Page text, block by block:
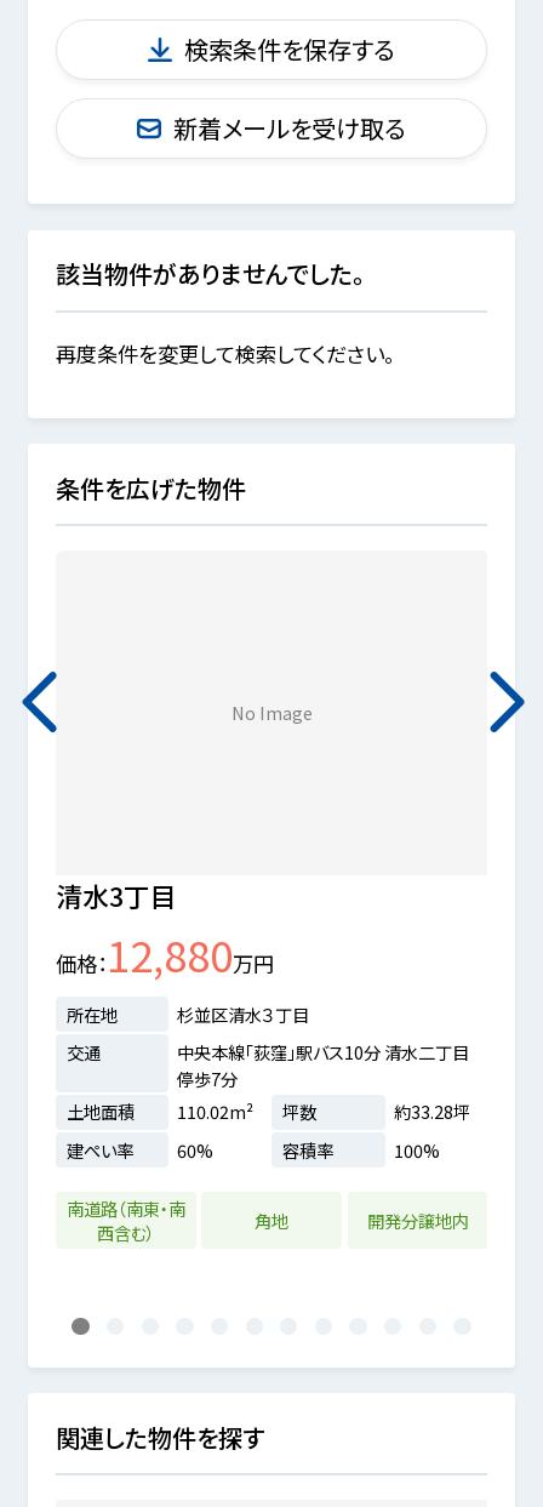
検索条件を保存する
新着メールを受け取る
該当物件がありませんでした。
再度条件を変更して検索してください。
条件を広げた物件
No Image
清水3丁目
価格 12,880万円
所在地
杉並区清水３丁目
交通
中央本線「荻窪」駅バス10分 清水二丁目
停歩7分
土地面積
110.02m² 坪数
約33.28坪
建ぺい率
60% 容積率 100%
南道路（南東・南
西含む）
角地 開発分譲地内
1
関連した物件を探す